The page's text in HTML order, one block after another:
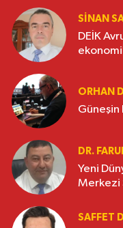
SINAN
DEİK
ORHAN
Güneşin
DR.
Yeni
Merkezi
SAFFET